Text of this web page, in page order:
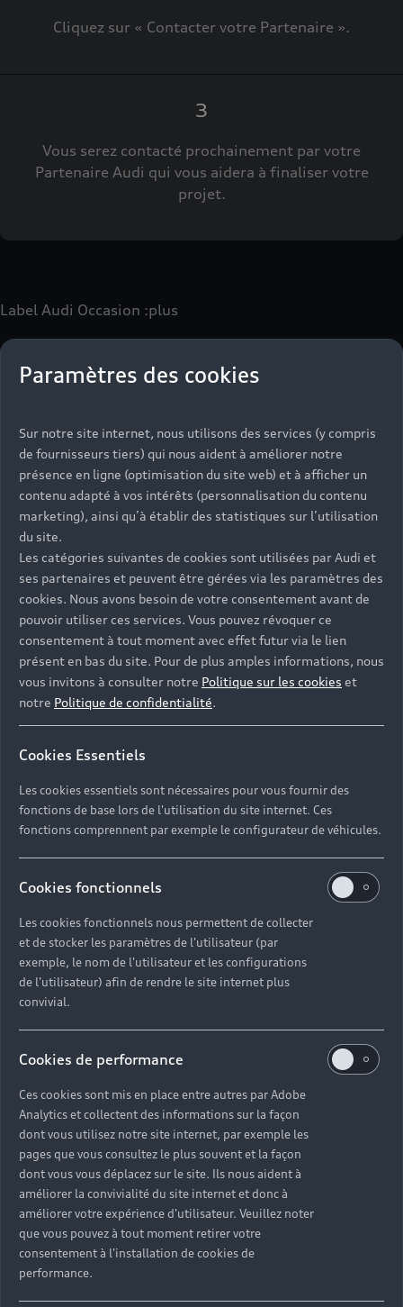
Paramètres des cookies
Sur notre site internet, nous utilisons des services (y compris
de fournisseurs tiers) qui nous aident à améliorer notre
présence en ligne (optimisation du site web) et à afficher un
contenu adapté à vos intérêts (personnalisation du contenu
marketing), ainsi qu’à établir des statistiques sur l’utilisation
du site.
Les catégories suivantes de cookies sont utilisées par Audi et
ses partenaires et peuvent être gérées via les paramètres des
cookies. Nous avons besoin de votre consentement avant de
pouvoir utiliser ces services. Vous pouvez révoquer ce
consentement à tout moment avec effet futur via le lien
présent en bas du site. Pour de plus amples informations, nous
vous invitons à consulter notre Politique sur les cookies et
notre Politique de confidentialité.
Cookies Essentiels
Les cookies essentiels sont nécessaires pour vous fournir des
fonctions de base lors de l'utilisation du site internet. Ces
fonctions comprennent par exemple le configurateur de véhicules.
Cookies fonctionnels
Les cookies fonctionnels nous permettent de collecter
et de stocker les paramètres de l'utilisateur (par
exemple, le nom de l'utilisateur et les configurations
de l'utilisateur) afin de rendre le site internet plus
convivial.
Cookies de performance
Ces cookies sont mis en place entre autres par Adobe
Analytics et collectent des informations sur la façon
dont vous utilisez notre site internet, par exemple les
pages que vous consultez le plus souvent et la façon
dont vous vous déplacez sur le site. Ils nous aident à
améliorer la convivialité du site internet et donc à
améliorer votre expérience d'utilisateur. Veuillez noter
que vous pouvez à tout moment retirer votre
consentement à l'installation de cookies de
performance.
Cliquez sur « Contacter votre Partenaire ».
3
Vous serez contacté prochainement par votre
Partenaire Audi qui vous aidera à finaliser votre
projet.
Label Audi Occasion :plus
Le label Audi Occasion:plusvous permet d’acquérir un
véhicules neufs :
- Jusqu'à 130 points de contrôle spécifiques à chaque
motorisation
- Garantie jusqu’à 24 mois et kilométrage illimité
- Assistance 24/7 en France et en Europe
Découvrez également toutes nos offres d’entretien
partir de 19€/mois
Les réponses à vos
questions
Découvrez les réponses à vos diverses questions
immédiatement disponibles avec Audi.
Découvrez toutes les catégories d’Audi d’occasion
Découvrez les déclinaisons sportives S et RS
Trouvez votre Partenaire Audi près de chez vous
Trouvez votre Audi d’occasion par modèle et par
ville